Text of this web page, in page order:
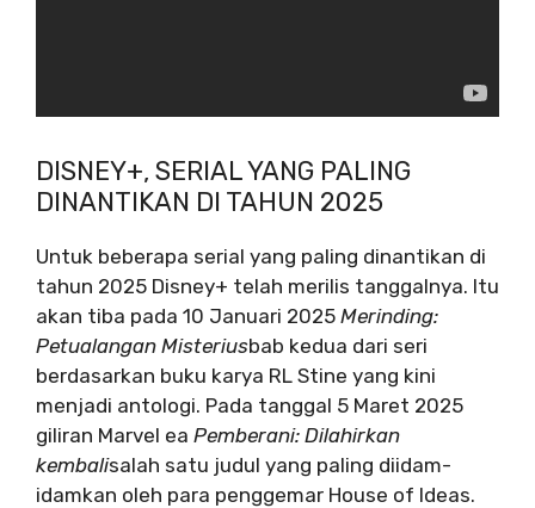
DISNEY+, SERIAL YANG PALING
DINANTIKAN DI TAHUN 2025
Untuk beberapa serial yang paling dinantikan di
tahun 2025 Disney+ telah merilis tanggalnya. Itu
akan tiba pada 10 Januari 2025 Merinding:
Petualangan Misteriusbab kedua dari seri
berdasarkan buku karya RL Stine yang kini
menjadi antologi. Pada tanggal 5 Maret 2025
giliran Marvel ea Pemberani: Dilahirkan
kembalisalah satu judul yang paling diidam-
idamkan oleh para penggemar House of Ideas.